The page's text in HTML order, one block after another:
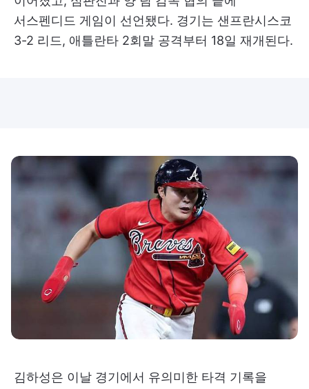
서스펜디드 게임이 선언됐다. 경기는 샌프란시스코
3-2 리드, 애틀란타 2회말 공격부터 18일 재개된다.
김하성은 이날 경기에서 유의미한 타격 기록을